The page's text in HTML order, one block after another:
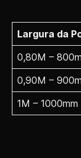
Largura da
0,80M –
0,90M –
1M – 1000mm